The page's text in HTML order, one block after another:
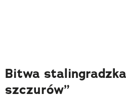
Bitwa
szczurów”